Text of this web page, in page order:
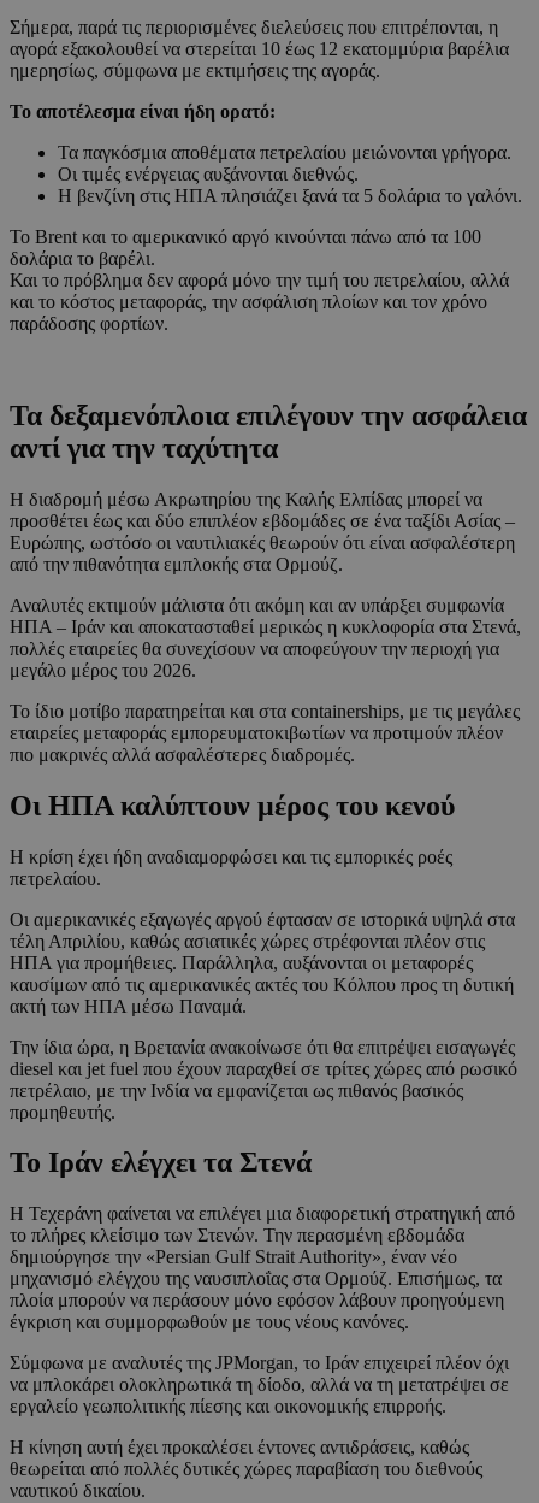
Σήμερα, παρά τις περιορισμένες διελεύσεις που επιτρέπονται, η
αγορά εξακολουθεί να στερείται 10 έως 12 εκατομμύρια βαρέλια
ημερησίως, σύμφωνα με εκτιμήσεις της αγοράς.
Το αποτέλεσμα είναι ήδη ορατό:
Τα παγκόσμια αποθέματα πετρελαίου μειώνονται γρήγορα.
Οι τιμές ενέργειας αυξάνονται διεθνώς.
Η βενζίνη στις ΗΠΑ πλησιάζει ξανά τα 5 δολάρια το γαλόνι.
Το Brent και το αμερικανικό αργό κινούνται πάνω από τα 100
δολάρια το βαρέλι.
Και το πρόβλημα δεν αφορά μόνο την τιμή του πετρελαίου, αλλά
και το κόστος μεταφοράς, την ασφάλιση πλοίων και τον χρόνο
παράδοσης φορτίων.
Τα δεξαμενόπλοια επιλέγουν την ασφάλεια
αντί για την ταχύτητα
Η διαδρομή μέσω Ακρωτηρίου της Καλής Ελπίδας μπορεί να
προσθέτει έως και δύο επιπλέον εβδομάδες σε ένα ταξίδι Ασίας –
Ευρώπης, ωστόσο οι ναυτιλιακές θεωρούν ότι είναι ασφαλέστερη
από την πιθανότητα εμπλοκής στα Ορμούζ.
Αναλυτές εκτιμούν μάλιστα ότι ακόμη και αν υπάρξει συμφωνία
ΗΠΑ – Ιράν και αποκατασταθεί μερικώς η κυκλοφορία στα Στενά,
πολλές εταιρείες θα συνεχίσουν να αποφεύγουν την περιοχή για
μεγάλο μέρος του 2026.
Το ίδιο μοτίβο παρατηρείται και στα containerships, με τις μεγάλες
εταιρείες μεταφοράς εμπορευματοκιβωτίων να προτιμούν πλέον
πιο μακρινές αλλά ασφαλέστερες διαδρομές.
Οι ΗΠΑ καλύπτουν μέρος του κενού
Η κρίση έχει ήδη αναδιαμορφώσει και τις εμπορικές ροές
πετρελαίου.
Οι αμερικανικές εξαγωγές αργού έφτασαν σε ιστορικά υψηλά στα
τέλη Απριλίου, καθώς ασιατικές χώρες στρέφονται πλέον στις
ΗΠΑ για προμήθειες. Παράλληλα, αυξάνονται οι μεταφορές
καυσίμων από τις αμερικανικές ακτές του Κόλπου προς τη δυτική
ακτή των ΗΠΑ μέσω Παναμά.
Την ίδια ώρα, η Βρετανία ανακοίνωσε ότι θα επιτρέψει εισαγωγές
diesel και jet fuel που έχουν παραχθεί σε τρίτες χώρες από ρωσικό
πετρέλαιο, με την Ινδία να εμφανίζεται ως πιθανός βασικός
προμηθευτής.
Το Ιράν ελέγχει τα Στενά
Η Τεχεράνη φαίνεται να επιλέγει μια διαφορετική στρατηγική από
το πλήρες κλείσιμο των Στενών. Την περασμένη εβδομάδα
δημιούργησε την «Persian Gulf Strait Authority», έναν νέο
μηχανισμό ελέγχου της ναυσιπλοΐας στα Ορμούζ. Επισήμως, τα
πλοία μπορούν να περάσουν μόνο εφόσον λάβουν προηγούμενη
έγκριση και συμμορφωθούν με τους νέους κανόνες.
Σύμφωνα με αναλυτές της JPMorgan, το Ιράν επιχειρεί πλέον όχι
να μπλοκάρει ολοκληρωτικά τη δίοδο, αλλά να τη μετατρέψει σε
εργαλείο γεωπολιτικής πίεσης και οικονομικής επιρροής.
Η κίνηση αυτή έχει προκαλέσει έντονες αντιδράσεις, καθώς
θεωρείται από πολλές δυτικές χώρες παραβίαση του διεθνούς
ναυτικού δικαίου.